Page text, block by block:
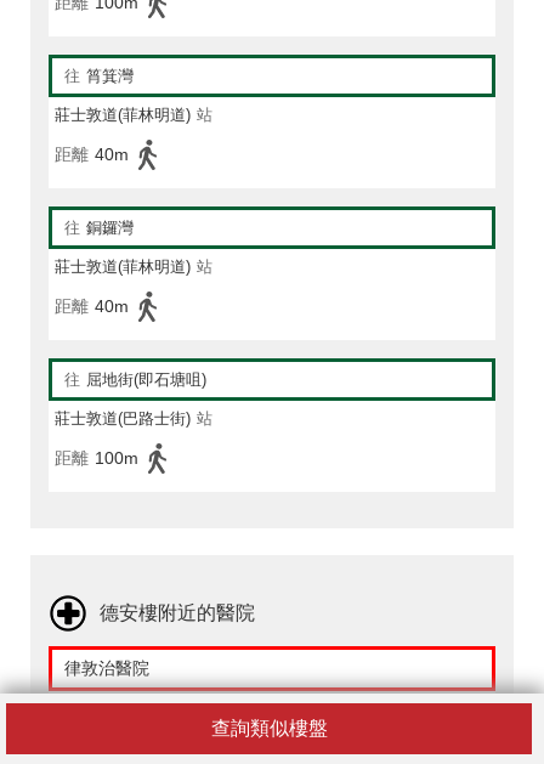
查詢類似樓盤
往 筲箕灣
莊士敦道(菲林明道) 站
距離 40m
往 銅鑼灣
莊士敦道(菲林明道) 站
距離 40m
往 屈地街(即石塘咀)
莊士敦道(巴路士街) 站
距離 100m
德安樓附近的醫院
律敦治醫院
香港島灣仔皇后大道東266號